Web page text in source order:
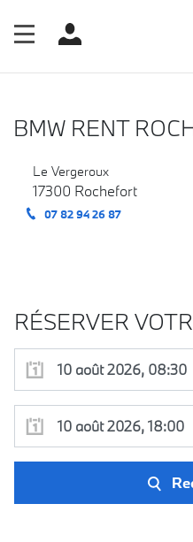
BMW RENT
Le Vergeroux
17300 Rochefort
07 82 94 26 87
RÉSERVER